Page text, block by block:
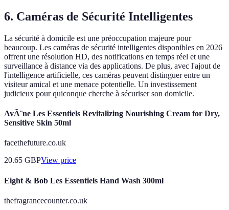
6. Caméras de Sécurité Intelligentes
La sécurité à domicile est une préoccupation majeure pour
beaucoup. Les caméras de sécurité intelligentes disponibles en 2026
offrent une résolution HD, des notifications en temps réel et une
surveillance à distance via des applications. De plus, avec l'ajout de
l'intelligence artificielle, ces caméras peuvent distinguer entre un
visiteur amical et une menace potentielle. Un investissement
judicieux pour quiconque cherche à sécuriser son domicile.
AvÃ¨ne Les Essentiels Revitalizing Nourishing Cream for Dry,
Sensitive Skin 50ml
facethefuture.co.uk
20.65 GBPView price
Eight & Bob Les Essentiels Hand Wash 300ml
thefragrancecounter.co.uk